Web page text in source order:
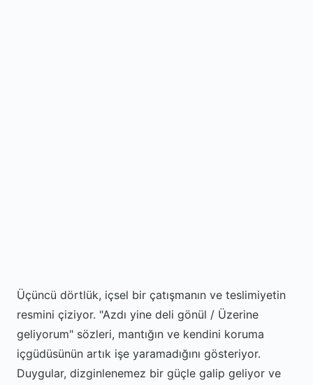
Üçüncü dörtlük, içsel bir çatışmanın ve teslimiyetin
resmini çiziyor. "Azdı yine deli gönül / Üzerine
geliyorum" sözleri, mantığın ve kendini koruma
içgüdüsünün artık işe yaramadığını gösteriyor.
Duygular, dizginlenemez bir güçle galip geliyor ve